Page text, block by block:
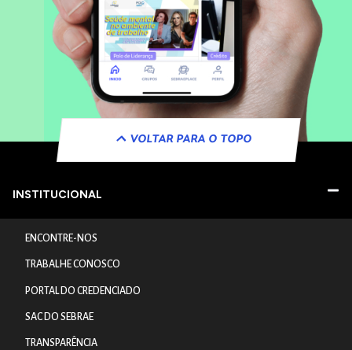
VOLTAR PARA O TOPO
INSTITUCIONAL
ENCONTRE-NOS
TRABALHE CONOSCO
PORTAL DO CREDENCIADO
SAC DO SEBRAE
TRANSPARÊNCIA